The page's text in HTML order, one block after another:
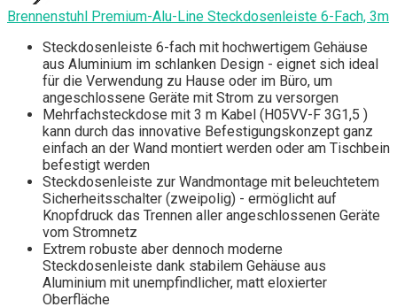
Brennenstuhl Premium-Alu-Line Steckdosenleiste 6-Fach, 3m
Steckdosenleiste 6-fach mit hochwertigem Gehäuse
aus Aluminium im schlanken Design - eignet sich ideal
für die Verwendung zu Hause oder im Büro, um
angeschlossene Geräte mit Strom zu versorgen
Mehrfachsteckdose mit 3 m Kabel (H05VV-F 3G1,5 )
kann durch das innovative Befestigungskonzept ganz
einfach an der Wand montiert werden oder am Tischbein
befestigt werden
Steckdosenleiste zur Wandmontage mit beleuchtetem
Sicherheitsschalter (zweipolig) - ermöglicht auf
Knopfdruck das Trennen aller angeschlossenen Geräte
vom Stromnetz
Extrem robuste aber dennoch moderne
Steckdosenleiste dank stabilem Gehäuse aus
Aluminium mit unempfindlicher, matt eloxierter
Oberfläche